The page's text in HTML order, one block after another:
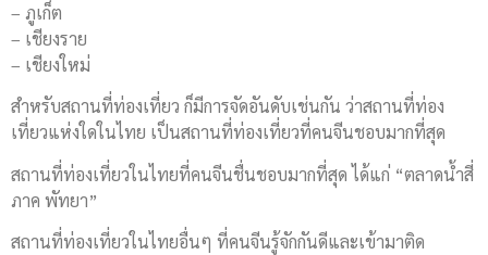
– ภูเก็ต
– เชียงราย
– เชียงใหม่
สำหรับสถานที่ท่องเที่ยว ก็มีการจัดอันดับเช่นกัน ว่าสถานที่ท่อง
เที่ยวแห่งใดในไทย เป็นสถานที่ท่องเที่ยวที่คนจีนชอบมากที่สุด
สถานที่ท่องเที่ยวในไทยที่คนจีนชื่นชอบมากที่สุด ได้แก่ “ตลาดน้ำสี่
ภาค พัทยา”
สถานที่ท่องเที่ยวในไทยอื่นๆ ที่คนจีนรู้จักกันดีและเข้ามาติด